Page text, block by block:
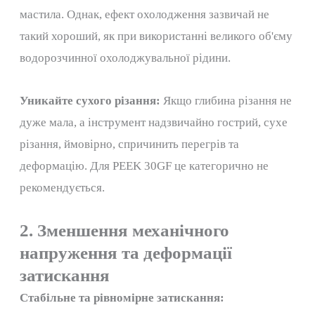
мастила. Однак, ефект охолодження зазвичай не
такий хороший, як при використанні великого об'єму
водорозчинної охолоджувальної рідини.
Уникайте сухого різання: Якщо глибина різання не
дуже мала, а інструмент надзвичайно гострий, сухе
різання, ймовірно, спричинить перегрів та
деформацію. Для PEEK 30GF це категорично не
рекомендується.
2. Зменшення механічного
напруження та деформації
затискання
Стабільне та рівномірне затискання: